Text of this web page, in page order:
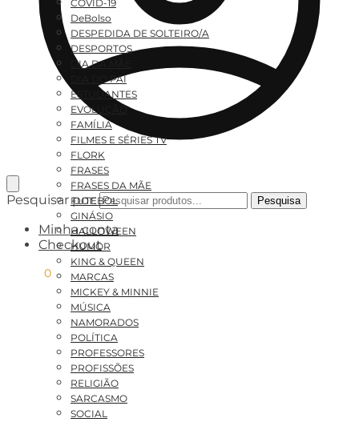
Pesquisar por: Pesquisa
Minha conta
Checkout
0
COVID-19
DeBolso
DESPEDIDA DE SOLTEIRO/A
DESPORTOS
DIA DA MÃE
DIA DO PAI
ESTUDANTES
EVOLUÇÃO
FAMÍLIA
FILMES E SÉRIES TV
FLORK
FRASES
FRASES DA MÃE
FUTEBOL
GINÁSIO
HALLOWEEN
HUMOR
KING & QUEEN
MARCAS
MICKEY & MINNIE
MÚSICA
NAMORADOS
POLÍTICA
PROFESSORES
PROFISSÕES
RELIGIÃO
SARCASMO
SOCIAL